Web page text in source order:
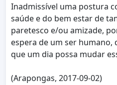
Inadmissível uma postura
saúde e do bem estar de
paretesco e/ou amizade,
espera de um ser humano,
que um dia possa mudar
(Arapongas, 2017-09-02)